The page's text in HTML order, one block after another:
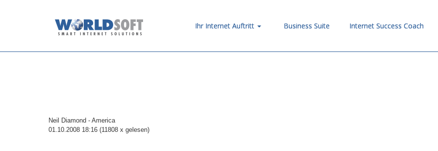
Ihr Internet Auftritt Business Suite Internet Success Coach
Neil Diamond - America
01.10.2008 18:16 (11808 x gelesen)